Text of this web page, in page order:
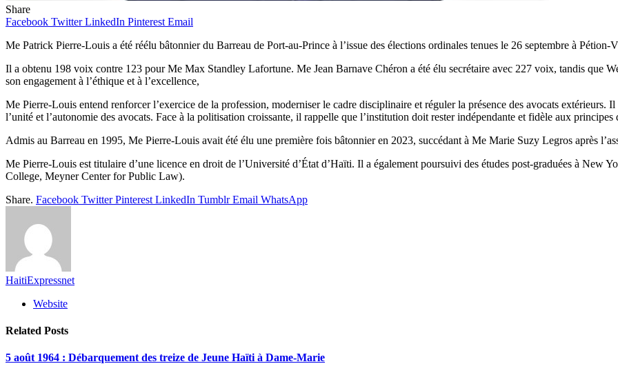
Share
Facebook Twitter LinkedIn Pinterest Email
Me Patrick Pierre-Louis a été réélu bâtonnier du Barreau de Port-au-Prince à l’issue des élections ordinales tenues le 26 septembre à Pétion-
Il a obtenu 198 voix contre 123 pour Me Max Standley Lafortune. Me Jean Barnave Chéron a été élu secrétaire avec 227 voix, tandis que
son engagement à l’éthique et à l’excellence,
Me Pierre-Louis entend renforcer l’exercice de la profession, moderniser le cadre disciplinaire et réguler la présence des avocats
l’unité et l’autonomie des avocats. Face à la politisation croissante, il rappelle que l’institution doit rester indépendante et fidèle aux principes
Admis au Barreau en 1995, Me Pierre-Louis avait été élu une première fois bâtonnier en 2023, succédant à Me Marie Suzy Legros après
Me Pierre-Louis est titulaire d’une licence en droit de l’Université d’État d’Haïti. Il a également poursuivi des études post-graduées à New
College, Meyner Center for Public Law).
Share. Facebook Twitter Pinterest LinkedIn Tumblr Email WhatsApp
HaitiExpressnet
Website
Related Posts
5 août 1964 : Débarquement des treize de Jeune Haïti à Dame-Marie